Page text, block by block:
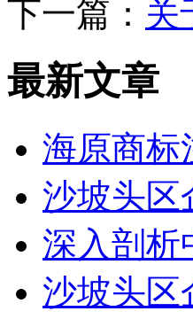
下一篇： 关
最新文章
海原商标
沙坡头区
深入剖析
沙坡头区